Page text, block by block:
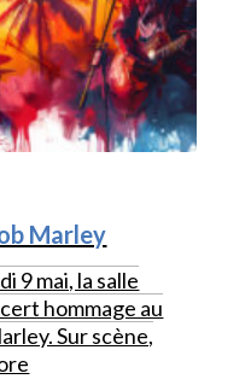
Marley
9 mai, la salle
hommage au
Sur scène,